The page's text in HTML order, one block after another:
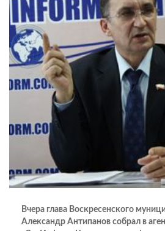
Вчера глава Воскресенского
Александр Антипанов собрал в